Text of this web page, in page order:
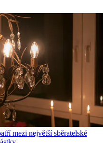
mezi největší sběratelské